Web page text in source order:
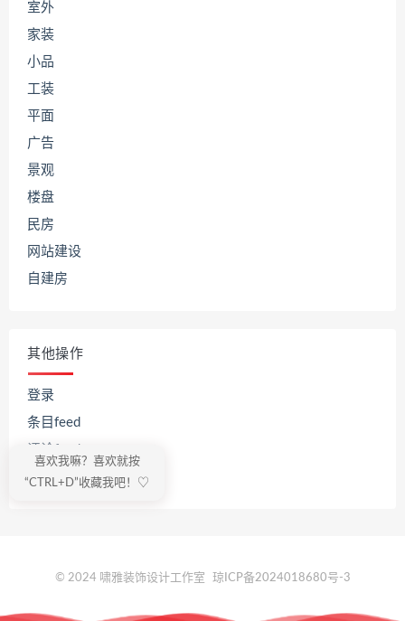
室外
家装
小品
工装
平面
广告
景观
楼盘
民房
网站建设
自建房
其他操作
登录
条目feed
WordPress.org
© 2024 啸雅装饰设计工作室 琼ICP备2024018680号-3
喜欢我嘛？喜欢就按
“CTRL+D”收藏我吧！♡